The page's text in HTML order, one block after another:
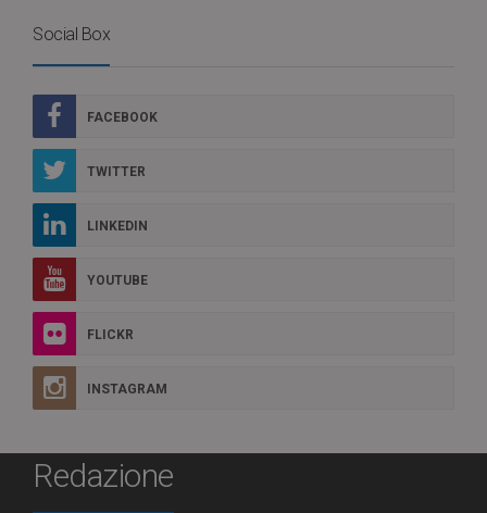
Social Box
FACEBOOK
TWITTER
LINKEDIN
YOUTUBE
FLICKR
INSTAGRAM
Redazione